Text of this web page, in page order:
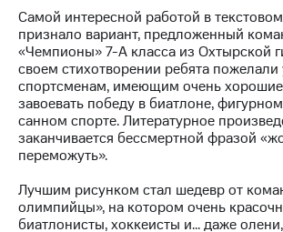
Новости
в
регионе
и акционерам
Корпоративное
управление
Корпоративный
секретарь
Раскрытие
информации
Информация
Самой интересной работой в
признало вариант, предложенный
«Чемпионы» 7-А класса из Охтырской
своем стихотворении ребята пожелали
спортсменам, имеющим очень
завоевать победу в биатлоне,
санном спорте. Литературное
заканчивается бессмертной фразой
переможуть».
Лучшим рисунком стал шедевр от
олимпийцы», на котором очень
биатлонисты, хоккеисты и… даже олени,